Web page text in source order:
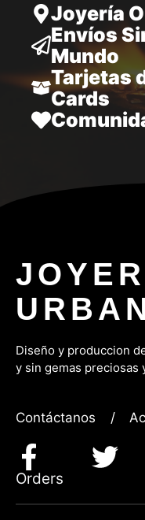
Joyería
Envíos
Mundo
Tarjetas
Cards
Diseño y produccion
y sin gemas preciosas
Contáctanos /
Orders